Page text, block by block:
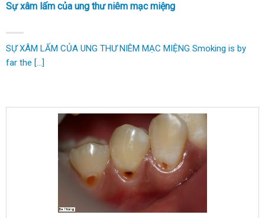
Sự xâm lấm của ung thư niêm mạc miệng
SỰ XÂM LẤM CỦA UNG THƯ NIÊM MẠC MIỆNG Smoking is by
far the [...]